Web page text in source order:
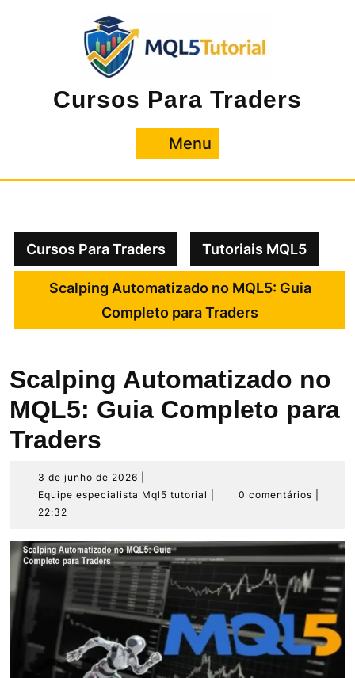
Cursos Para Traders
Menu
Cursos Para Traders Tutoriais MQL5
Scalping Automatizado no MQL5: Guia
Completo para Traders
Scalping Automatizado no
MQL5: Guia Completo para
Traders
3 de junho de 2026
de
2026
Equipe especialista Mql5 tutorial
Equipe
tutorial
0 comentários
22:32